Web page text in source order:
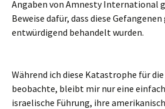
Angaben von Amnesty International
Beweise dafür, dass diese
entwürdigend behandelt wurden.
Während ich diese Katastrophe für
beobachte, bleibt mir nur eine
israelische Führung, ihre